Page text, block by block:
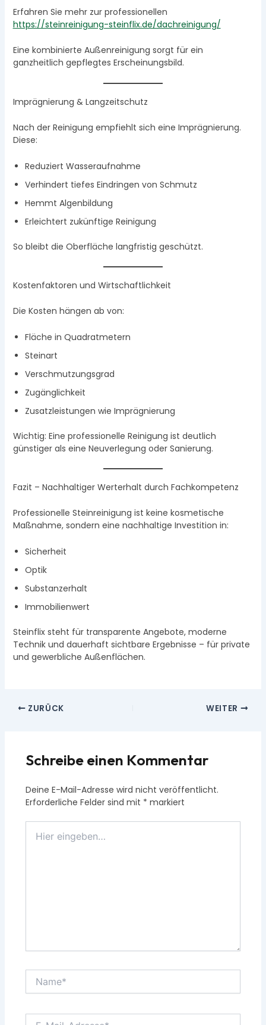
Erfahren Sie mehr zur professionellen
https://steinreinigung-steinflix.de/dachreinigung/
Eine kombinierte Außenreinigung sorgt für ein
ganzheitlich gepflegtes Erscheinungsbild.
Imprägnierung & Langzeitschutz
Nach der Reinigung empfiehlt sich eine Imprägnierung.
Diese:
Reduziert Wasseraufnahme
Verhindert tiefes Eindringen von Schmutz
Hemmt Algenbildung
Erleichtert zukünftige Reinigung
So bleibt die Oberfläche langfristig geschützt.
Kostenfaktoren und Wirtschaftlichkeit
Die Kosten hängen ab von:
Fläche in Quadratmetern
Steinart
Verschmutzungsgrad
Zugänglichkeit
Zusatzleistungen wie Imprägnierung
Wichtig: Eine professionelle Reinigung ist deutlich
günstiger als eine Neuverlegung oder Sanierung.
Fazit – Nachhaltiger Werterhalt durch Fachkompetenz
Professionelle Steinreinigung ist keine kosmetische
Maßnahme, sondern eine nachhaltige Investition in:
Sicherheit
Optik
Substanzerhalt
Immobilienwert
Steinflix steht für transparente Angebote, moderne
Technik und dauerhaft sichtbare Ergebnisse – für private
und gewerbliche Außenflächen.
ZURÜCK WEITER
Schreibe einen Kommentar
Deine E-Mail-Adresse wird nicht veröffentlicht.
Erforderliche Felder sind mit * markiert
eingeben…